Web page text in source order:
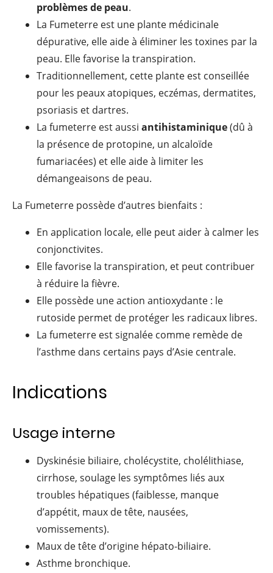
problèmes de peau.
La Fumeterre est une plante médicinale
dépurative, elle aide à éliminer les toxines par la
peau. Elle favorise la transpiration.
Traditionnellement, cette plante est conseillée
pour les peaux atopiques, eczémas, dermatites,
psoriasis et dartres.
La fumeterre est aussi antihistaminique(dû à
la présence de protopine, un alcaloïde
fumariacées) et elle aide à limiter les
démangeaisons de peau.
La Fumeterre possède d’autres bienfaits :
En application locale, elle peut aider à calmer les
conjonctivites.
Elle favorise la transpiration, et peut contribuer
à réduire la fièvre.
Elle possède une action antioxydante : le
rutoside permet de protéger les radicaux libres.
La fumeterre est signalée comme remède de
l’asthme dans certains pays d’Asie centrale.
Indications
Usage interne
Dyskinésie biliaire, cholécystite, cholélithiase,
cirrhose, soulage les symptômes liés aux
troubles hépatiques (faiblesse, manque
d’appétit, maux de tête, nausées,
vomissements).
Maux de tête d’origine hépato-biliaire.
Asthme bronchique.